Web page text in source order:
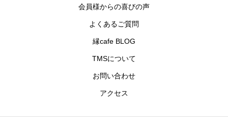
会員様からの喜びの声
よくあるご質問
縁cafe BLOG
TMSについて
お問い合わせ
アクセス